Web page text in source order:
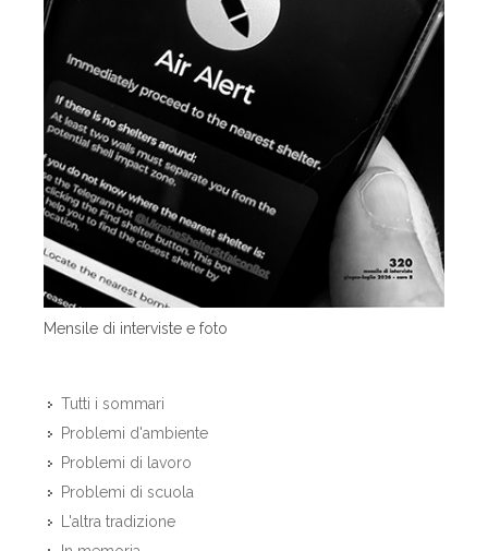
Mensile di interviste e foto
Tutti i sommari
Problemi d'ambiente
Problemi di lavoro
Problemi di scuola
L'altra tradizione